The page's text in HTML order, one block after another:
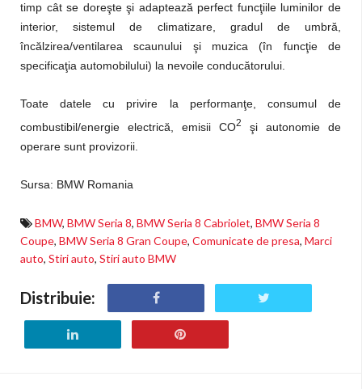
timp cât se doreşte şi adaptează perfect funcţiile luminilor de
interior, sistemul de climatizare, gradul de umbră,
încălzirea/ventilarea scaunului şi muzica (în funcţie de
specificaţia automobilului) la nevoile conducătorului.
Toate datele cu privire la performanţe, consumul de
combustibil/energie electrică, emisii CO2
şi autonomie de
operare sunt provizorii.
Sursa: BMW Romania
BMW, BMW Seria 8, BMW Seria 8 Cabriolet, BMW Seria 8
Coupe, BMW Seria 8 Gran Coupe, Comunicate de presa, Marci
auto, Stiri auto, Stiri auto BMW
Distribuie: